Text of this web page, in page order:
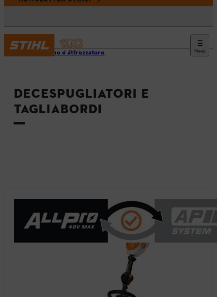
Menù
Macchine e attrezzature
DECESPUGLIATORI E
TAGLIABORDI